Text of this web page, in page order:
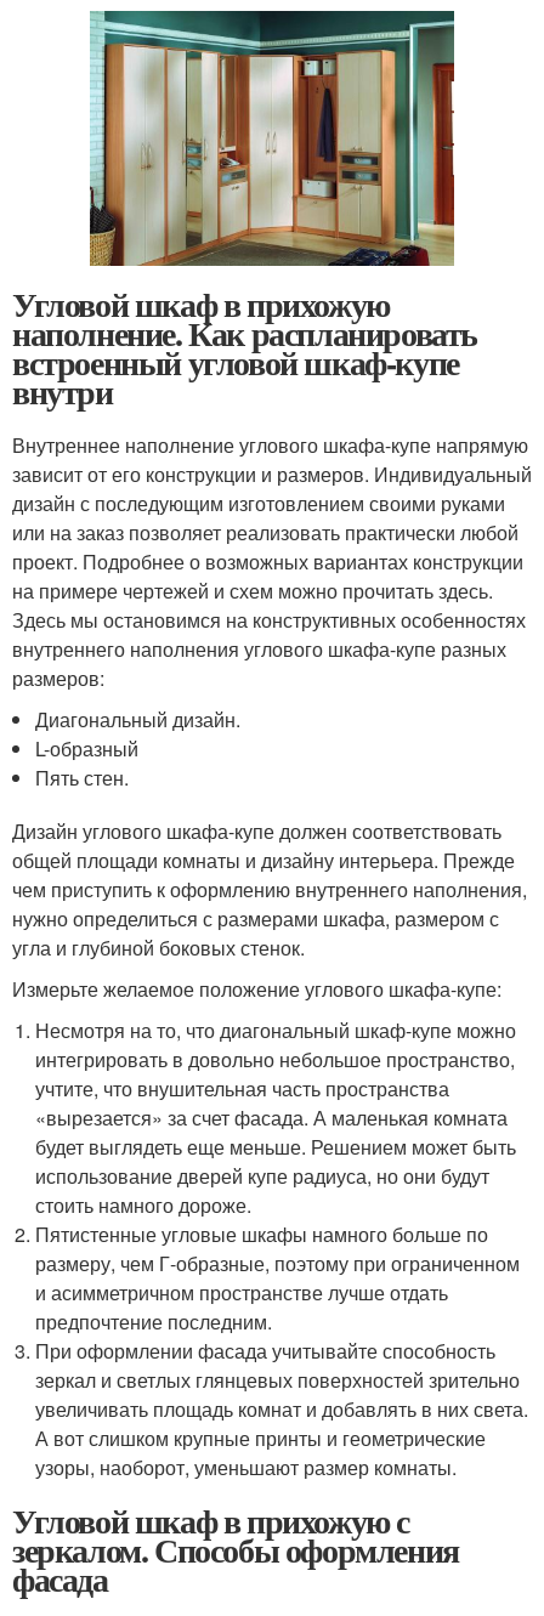
Угловой шкаф в прихожую
наполнение. Как распланировать
встроенный угловой шкаф-купе
внутри
Внутреннее наполнение углового шкафа-купе напрямую
зависит от его конструкции и размеров. Индивидуальный
дизайн с последующим изготовлением своими руками
или на заказ позволяет реализовать практически любой
проект. Подробнее о возможных вариантах конструкции
на примере чертежей и схем можно прочитать здесь.
Здесь мы остановимся на конструктивных особенностях
внутреннего наполнения углового шкафа-купе разных
размеров:
Диагональный дизайн.
L-образный
Пять стен.
Дизайн углового шкафа-купе должен соответствовать
общей площади комнаты и дизайну интерьера. Прежде
чем приступить к оформлению внутреннего наполнения,
нужно определиться с размерами шкафа, размером с
угла и глубиной боковых стенок.
Измерьте желаемое положение углового шкафа-купе:
Несмотря на то, что диагональный шкаф-купе можно
интегрировать в довольно небольшое пространство,
учтите, что внушительная часть пространства
«вырезается» за счет фасада. А маленькая комната
будет выглядеть еще меньше. Решением может быть
использование дверей купе радиуса, но они будут
стоить намного дороже.
Пятистенные угловые шкафы намного больше по
размеру, чем Г-образные, поэтому при ограниченном
и асимметричном пространстве лучше отдать
предпочтение последним.
При оформлении фасада учитывайте способность
зеркал и светлых глянцевых поверхностей зрительно
увеличивать площадь комнат и добавлять в них света.
А вот слишком крупные принты и геометрические
узоры, наоборот, уменьшают размер комнаты.
Угловой шкаф в прихожую с
зеркалом. Способы оформления
фасада